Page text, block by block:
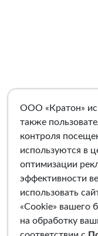
ООО «Кратон»
также
контроля
используются в
оптимизации
эффективности
использовать
«Cookie» вашего
на обработку